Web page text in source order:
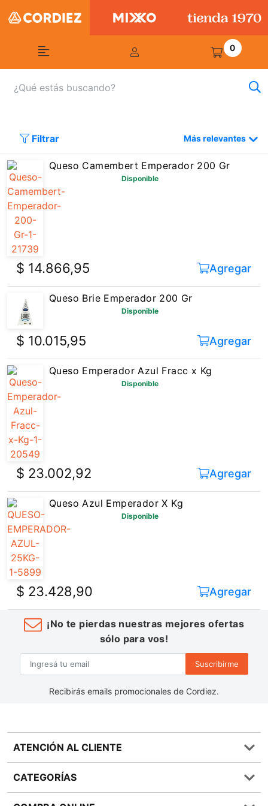
0
Filtrar Más relevantes
Queso Camembert Emperador 200 Gr
Disponible
$ 14.866,95 Agregar
Queso Brie Emperador 200 Gr
Disponible
$ 10.015,95 Agregar
Queso Emperador Azul Fracc x Kg
Disponible
$ 23.002,92 Agregar
Queso Azul Emperador X Kg
Disponible
$ 23.428,90 Agregar
¡No te pierdas nuestras mejores ofertas
sólo para vos!
Suscribirme
Recibirás emails promocionales de Cordiez.
ATENCIÓN AL CLIENTE
Preguntas frecuentes
0810 555 1970
CATEGORÍAS